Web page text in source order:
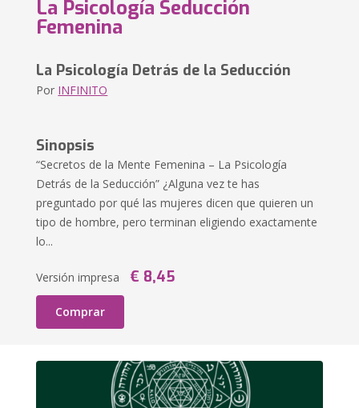
La Psicología Seducción
Femenina
La Psicología Detrás de la Seducción
Por INFINITO
Sinopsis
“Secretos de la Mente Femenina – La Psicología
Detrás de la Seducción” ¿Alguna vez te has
preguntado por qué las mujeres dicen que quieren un
tipo de hombre, pero terminan eligiendo exactamente
lo...
Versión impresa € 8,45
Comprar